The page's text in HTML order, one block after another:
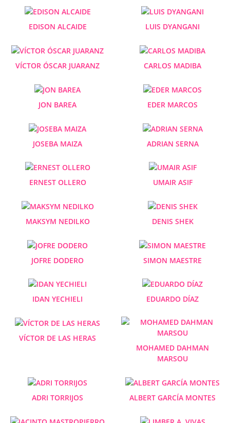
EDISON ALCAIDE LUIS DYANGANI
VÍCTOR ÓSCAR JUARANZ CARLOS MADIBA
JON BAREA EDER MARCOS
JOSEBA MAIZA ADRIAN SERNA
ERNEST OLLERO UMAIR ASIF
MAKSYM NEDILKO DENIS SHEK
JOFRE DODERO SIMON MAESTRE
IDAN YECHIELI EDUARDO DÍAZ
VÍCTOR DE LAS HERAS
MOHAMED DAHMAN
MARSOU
ADRI TORRIJOS ALBERT GARCÍA MONTES